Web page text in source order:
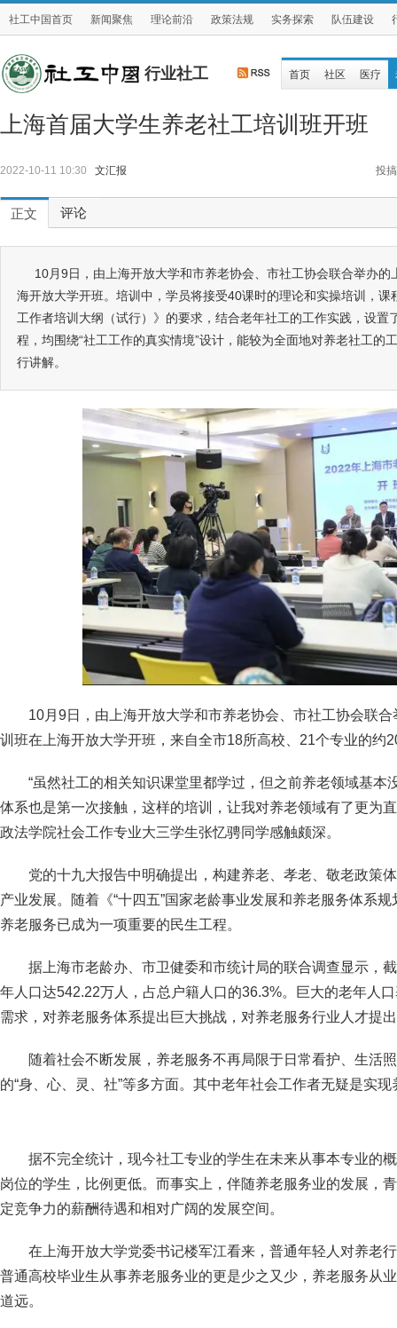
社工中国首页 新闻聚焦 理论前沿 政策法规 实务探索 队伍建设
行业社工 首页 社区 医疗
上海首届大学生养老社工培训班开班
2022-10-11 10:30 文汇报 投搞
正文 评论
10月9日，由上海开放大学和市养老协会、市社工协会联合举办
海开放大学开班。培训中，学员将接受40课时的理论和实操培训，
工作者培训大纲（试行）》的要求，结合老年社工的工作实践，设置
程，均围绕“社工工作的真实情境”设计，能较为全面地对养老社工的
行讲解。
10月9日，由上海开放大学和市养老协会、市社工协会联
训班在上海开放大学开班，来自全市18所高校、21个专业的约
“虽然社工的相关知识课堂里都学过，但之前养老领域基本
体系也是第一次接触，这样的培训，让我对养老领域有了更为
政法学院社会工作专业大三学生张忆骋同学感触颇深。
党的十九大报告中明确提出，构建养老、孝老、敬老政策
产业发展。随着《“十四五”国家老龄事业发展和养老服务体系
养老服务已成为一项重要的民生工程。
据上海市老龄办、市卫健委和市统计局的联合调查显示，
年人口达542.22万人，占总户籍人口的36.3%。巨大的老年人
需求，对养老服务体系提出巨大挑战，对养老服务行业人才提
随着社会不断发展，养老服务不再局限于日常看护、生活
的“身、心、灵、社”等多方面。其中老年社会工作者无疑是实
据不完全统计，现今社工专业的学生在未来从事本专业的
岗位的学生，比例更低。而事实上，伴随养老服务业的发展，
定竞争力的薪酬待遇和相对广阔的发展空间。
在上海开放大学党委书记楼军江看来，普通年轻人对养老
普通高校毕业生从事养老服务业的更是少之又少，养老服务从
道远。